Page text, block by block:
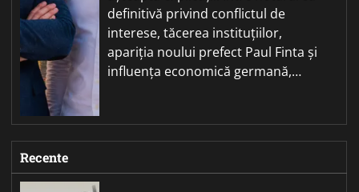
definitivă privind conflictul de
interese, tăcerea instituțiilor,
apariția noului prefect Paul Finta și
influența economică germană,…
Recente